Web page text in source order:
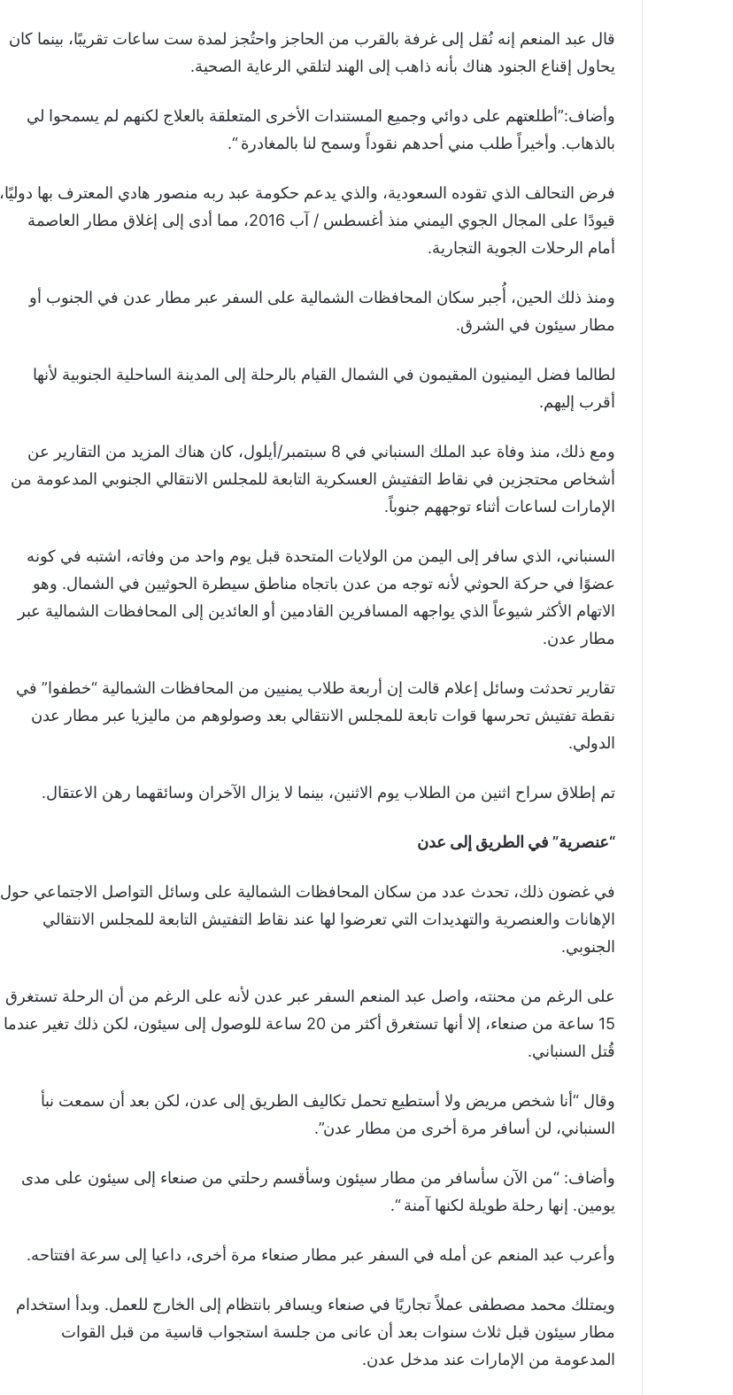
قال عبد المنعم إنه نُقل إلى غرفة بالقرب من الحاجز واحتُجز لمدة ست ساعات تقريبًا، بينما كان
يحاول إقناع الجنود هناك بأنه ذاهب إلى الهند لتلقي الرعاية الصحية.
وأضاف:”أطلعتهم على دوائي وجميع المستندات الأخرى المتعلقة بالعلاج لكنهم لم يسمحوا لي
بالذهاب. وأخيراً طلب مني أحدهم نقوداً وسمح لنا بالمغادرة “.
فرض التحالف الذي تقوده السعودية، والذي يدعم حكومة عبد ربه منصور هادي المعترف بها دوليًا،
قيودًا على المجال الجوي اليمني منذ أغسطس / آب 2016، مما أدى إلى إغلاق مطار العاصمة
أمام الرحلات الجوية التجارية.
ومنذ ذلك الحين، أُجبر سكان المحافظات الشمالية على السفر عبر مطار عدن في الجنوب أو
مطار سيئون في الشرق.
لطالما فضل اليمنيون المقيمون في الشمال القيام بالرحلة إلى المدينة الساحلية الجنوبية لأنها
أقرب إليهم.
ومع ذلك، منذ وفاة عبد الملك السنباني في 8 سبتمبر/أيلول، كان هناك المزيد من التقارير عن
أشخاص محتجزين في نقاط التفتيش العسكرية التابعة للمجلس الانتقالي الجنوبي المدعومة من
الإمارات لساعات أثناء توجههم جنوباً.
السنباني، الذي سافر إلى اليمن من الولايات المتحدة قبل يوم واحد من وفاته، اشتبه في كونه
عضوًا في حركة الحوثي لأنه توجه من عدن باتجاه مناطق سيطرة الحوثيين في الشمال. وهو
الاتهام الأكثر شيوعاً الذي يواجهه المسافرين القادمين أو العائدين إلى المحافظات الشمالية عبر
مطار عدن.
تقارير تحدثت وسائل إعلام قالت إن أربعة طلاب يمنيين من المحافظات الشمالية “خطفوا” في
نقطة تفتيش تحرسها قوات تابعة للمجلس الانتقالي بعد وصولوهم من ماليزيا عبر مطار عدن
الدولي.
تم إطلاق سراح اثنين من الطلاب يوم الاثنين، بينما لا يزال الآخران وسائقهما رهن الاعتقال.
“عنصرية” في الطريق إلى عدن
في غضون ذلك، تحدث عدد من سكان المحافظات الشمالية على وسائل التواصل الاجتماعي حول
الإهانات والعنصرية والتهديدات التي تعرضوا لها عند نقاط التفتيش التابعة للمجلس الانتقالي
الجنوبي.
على الرغم من محنته، واصل عبد المنعم السفر عبر عدن لأنه على الرغم من أن الرحلة تستغرق
15 ساعة من صنعاء، إلا أنها تستغرق أكثر من 20 ساعة للوصول إلى سيئون، لكن ذلك تغير عندما
قُتل السنباني.
وقال “أنا شخص مريض ولا أستطيع تحمل تكاليف الطريق إلى عدن، لكن بعد أن سمعت نبأ
السنباني، لن أسافر مرة أخرى من مطار عدن”.
وأضاف: “من الآن سأسافر من مطار سيئون وسأقسم رحلتي من صنعاء إلى سيئون على مدى
يومين. إنها رحلة طويلة لكنها آمنة “.
وأعرب عبد المنعم عن أمله في السفر عبر مطار صنعاء مرة أخرى، داعيا إلى سرعة افتتاحه.
ويمتلك محمد مصطفى عملاً تجاريًا في صنعاء ويسافر بانتظام إلى الخارج للعمل. وبدأ استخدام
مطار سيئون قبل ثلاث سنوات بعد أن عانى من جلسة استجواب قاسية من قبل القوات
المدعومة من الإمارات عند مدخل عدن.